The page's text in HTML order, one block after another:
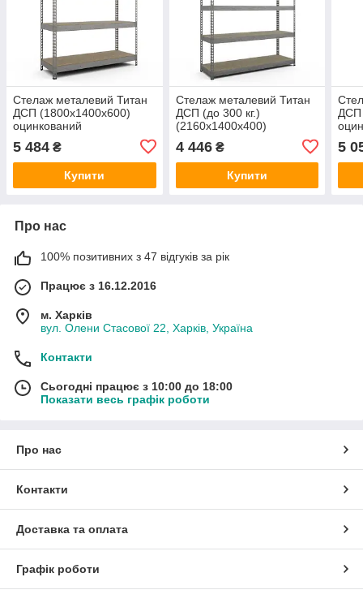
Стелаж металевий Титан
ДСП (1800х1400х600)
оцинкований
5 484 ₴
Купити
Стелаж металевий Титан
ДСП (до 300 кг.)
(2160х1400х400)
4 446₴
Купити
ДСП
5
Про нас
100% позитивних з 47 відгуків за рік
Працює з 16.12.2016
м. Харків
вул. Олени Стасової 22, Харків, Україна
Контакти
Сьогодні працює з 10:00 до 18:00
Показати весь графік роботи
Про нас
Контакти
Доставка та оплата
Графік роботи